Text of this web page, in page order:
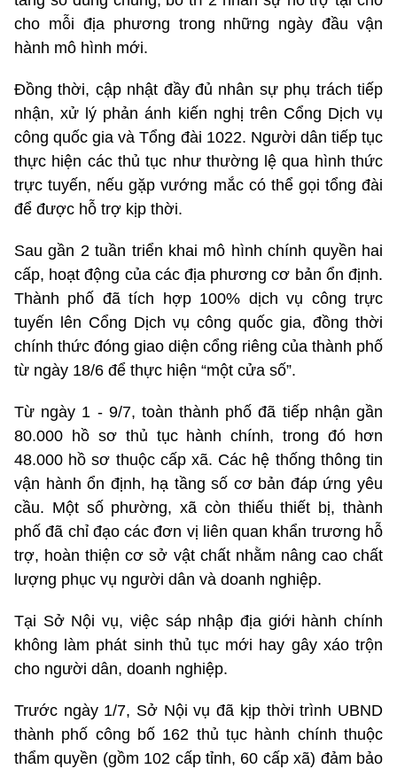
cho mỗi địa phương trong những ngày đầu vận
hành mô hình mới.
Đồng thời, cập nhật đầy đủ nhân sự phụ trách tiếp
nhận, xử lý phản ánh kiến nghị trên Cổng Dịch vụ
công quốc gia và Tổng đài 1022. Người dân tiếp tục
thực hiện các thủ tục như thường lệ qua hình thức
trực tuyến, nếu gặp vướng mắc có thể gọi tổng đài
để được hỗ trợ kịp thời.
Sau gần 2 tuần triển khai mô hình chính quyền hai
cấp, hoạt động của các địa phương cơ bản ổn định.
Thành phố đã tích hợp 100% dịch vụ công trực
tuyến lên Cổng Dịch vụ công quốc gia, đồng thời
chính thức đóng giao diện cổng riêng của thành phố
từ ngày 18/6 để thực hiện “một cửa số”.
Từ ngày 1 - 9/7, toàn thành phố đã tiếp nhận gần
80.000 hồ sơ thủ tục hành chính, trong đó hơn
48.000 hồ sơ thuộc cấp xã. Các hệ thống thông tin
vận hành ổn định, hạ tầng số cơ bản đáp ứng yêu
cầu. Một số phường, xã còn thiếu thiết bị, thành
phố đã chỉ đạo các đơn vị liên quan khẩn trương hỗ
trợ, hoàn thiện cơ sở vật chất nhằm nâng cao chất
lượng phục vụ người dân và doanh nghiệp.
Tại Sở Nội vụ, việc sáp nhập địa giới hành chính
không làm phát sinh thủ tục mới hay gây xáo trộn
cho người dân, doanh nghiệp.
Trước ngày 1/7, Sở Nội vụ đã kịp thời trình UBND
thành phố công bố 162 thủ tục hành chính thuộc
thẩm quyền (gồm 102 cấp tỉnh, 60 cấp xã) đảm bảo